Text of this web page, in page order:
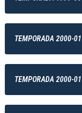
TEMPORADA 2000-01
TEMPORADA 2000-01